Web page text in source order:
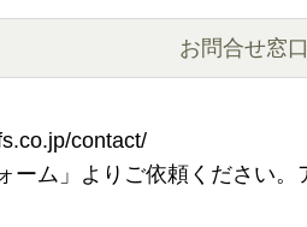
お問合せ窓口
contact/
ム」よりご依頼ください。